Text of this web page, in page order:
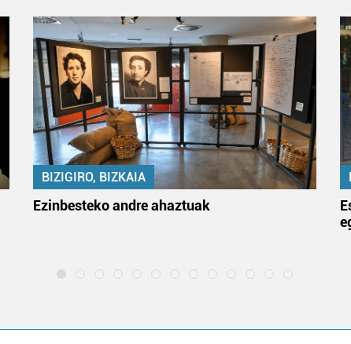
BIZIGIRO, BIZKAIA
Ezinbesteko andre ahaztuak